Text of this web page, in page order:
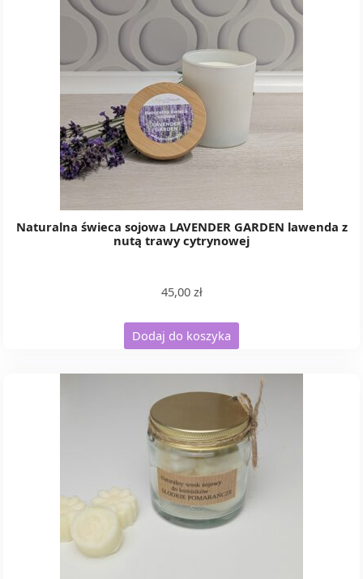
Naturalna świeca sojowa LAVENDER GARDEN lawenda z
nutą trawy cytrynowej
45,00 zł
Dodaj do koszyka